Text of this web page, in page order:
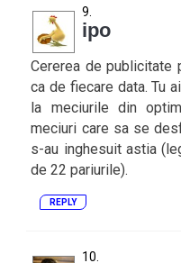
ipo
Cererea de
ca de fiecare data. Tu
la meciurile din
meciuri care sa se
s-au inghesuit astia
de 22 pariurile).
REPLY